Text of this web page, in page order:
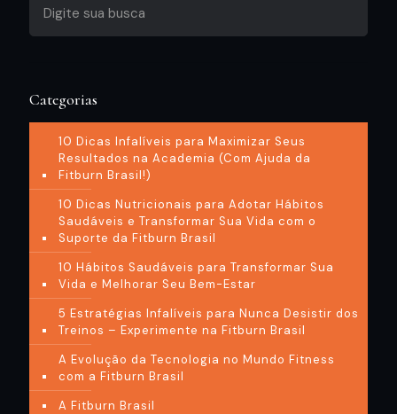
Categorias
10 Dicas Infalíveis para Maximizar Seus
Resultados na Academia (Com Ajuda da
Fitburn Brasil!)
10 Dicas Nutricionais para Adotar Hábitos
Saudáveis e Transformar Sua Vida com o
Suporte da Fitburn Brasil
10 Hábitos Saudáveis para Transformar Sua
Vida e Melhorar Seu Bem-Estar
5 Estratégias Infalíveis para Nunca Desistir dos
Treinos – Experimente na Fitburn Brasil
A Evolução da Tecnologia no Mundo Fitness
com a Fitburn Brasil
A Fitburn Brasil